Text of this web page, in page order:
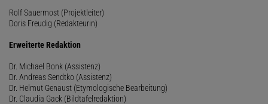
Rolf Sauermost (Projektleiter)
Doris Freudig (Redakteurin)
Erweiterte Redaktion
Dr. Michael Bonk (Assistenz)
Dr. Andreas Sendtko (Assistenz)
Dr. Helmut Genaust (Etymologische Bearbeitung)
Dr. Claudia Gack (Bildtafelredaktion)